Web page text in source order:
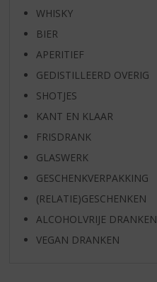
WHISKY
BIER
APERITIEF
GEDISTILLEERD OVERIG
SHOTJES
KANT EN KLAAR
FRISDRANK
GLASWERK
GESCHENKVERPAKKING
(RELATIE)GESCHENKEN
ALCOHOLVRIJE DRANKEN
VEGAN DRANKEN